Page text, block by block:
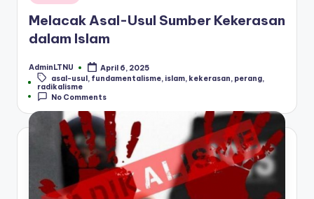
in
Melacak Asal-Usul Sumber Kekerasan
dalam Islam
Posted
by
AdminLTNU
April 6, 2025
Tags:asal-usul, fundamentalisme, islam, kekerasan, perang,
radikalisme
No Comments